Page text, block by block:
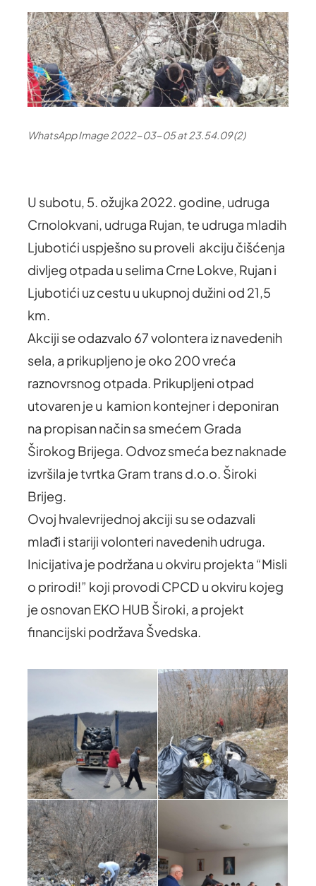
WhatsApp Image 2022-03-05 at 23.54.09 (2)
U subotu, 5. ožujka 2022. godine, udruga
Crnolokvani, udruga Rujan, te udruga mladih
Ljubotići uspješno su proveli akciju čišćenja
divljeg otpada u selima Crne Lokve, Rujan i
Ljubotići uz cestu u ukupnoj dužini od 21,5
km.
Akciji se odazvalo 67 volontera iz navedenih
sela, a prikupljeno je oko 200 vreća
raznovrsnog otpada. Prikupljeni otpad
utovaren je u kamion kontejner i deponiran
na propisan način sa smećem Grada
Širokog Brijega. Odvoz smeća bez naknade
izvršila je tvrtka Gram trans d.o.o. Široki
Brijeg.
Ovoj hvalevrijednoj akciji su se odazvali
mlađi i stariji volonteri navedenih udruga.
Inicijativa je podržana u okviru projekta “Misli
o prirodi!” koji provodi CPCD u okviru kojeg
je osnovan EKO HUB Široki, a projekt
financijski podržava Švedska.